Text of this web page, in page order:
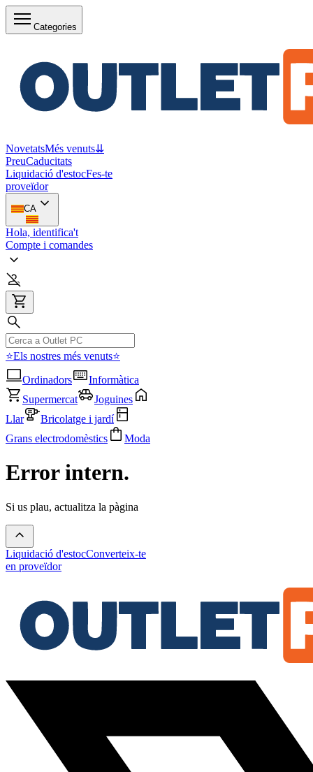
Categories
NovetatsMés venuts⇊
PreuCaducitats
Liquidació d'estocFes-te
proveïdor
CA
Hola, identifica't
Compte i comandes
⭐Els nostres més venuts⭐
Ordinadors
Informàtica
Supermercat
Joguines
Llar
Bricolatge i jardí
Grans electrodomèstics
Moda
Error intern.
Si us plau, actualitza la pàgina
Liquidació d'estocConverteix-te
en proveïdor